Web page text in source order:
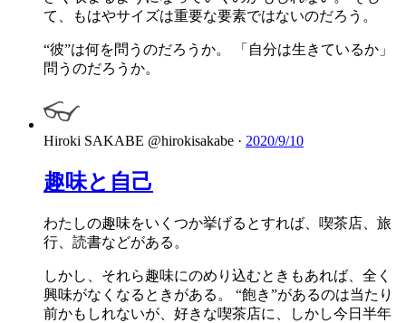
て、もはやサイズは重要な要素ではないのだろう。
“彼”は何を問うのだろうか。 「自分は生きているか」
問うのだろうか。
Hiroki SAKABE @hirokisakabe · 2020/9/10
趣味と自己
わたしの趣味をいくつか挙げるとすれば、喫茶店、旅
行、読書などがある。
しかし、それら趣味にのめり込むときもあれば、全く
興味がなくなるときがある。 “飽き”があるのは当たり
前かもしれないが、好きな喫茶店に、しかし今日半年